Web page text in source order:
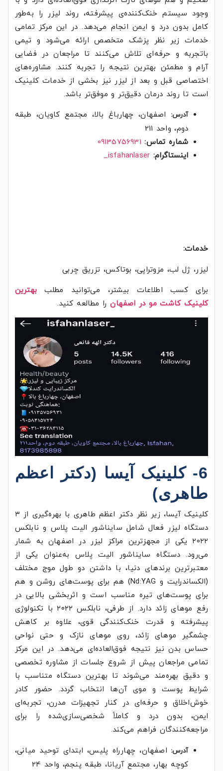
وجود سیستم خنک‌کننده‌ی پیشرفته، روند لیزر را به‌طور
کامل بدون درد و ایمن انجام می‌دهد. در این مرکز تمامی
خدمات زیر نظر پزشک متخصص ارائه می‌شود و تیمی
باتجربه و حرفه‌ای تلاش می‌کنند تا مراجعان در فضایی
آرام و مطمئن بهترین نتیجه را تجربه کنند. مشاوره‌های
اختصاصی قبل و بعد از لیزر نیز بخشی از خدمات کلینیک
است تا روند درمان دقیق‌تر و موفق‌تر باشد.
آدرس:
اصفهان، چهارباغ بالا، مجتمع کاویان، طبقه
دوم، واحد 211
شماره تماس: 09135756931
اینستاگرام:
خدمات:
لیزر، ژل لب، مزوتراپی، بوتاکس، تزریق چربی
برای کسب اطلاعات بیشتر، می‌توانید مطلب بهترین
کلینیک کاشت مو در اصفهانرا مطالعه کنید.
6- کلینیک آیسا (دکتر اعظم
طاهری)
کلینیک آیسا، زیر نظر دکتر اعظم طاهری با بهره‌گیری از ۳
دستگاه لیزر فعال شامل سایناشور الیت پلاس و نابلکس
۲۰۲۲ یکی از مجهزترین مراکز لیزر در اصفهان به شمار
می‌رود. دستگاه سایناشور الیت پلاس به‌عنوان یکی از
معتبرترین برندهای دنیا، با داشتن دو طول موج مختلف
(الکساندرایت و Nd:YAG) هم برای پوست‌های روشن و هم
برای پوست‌های تیره مناسب است و اثربخشی بالایی در
رفع موهای زائد دارد. از طرفی، نابلکس ۲۰۲۲ با تکنولوژی
پیشرفته و قدرت خنک‌کنندگی قوی، علاوه بر کاهش
چشمگیر موهای زائد، روی موهای نازک و حتی نواحی
حساس بدن نیز نتیجه فوق‌العاده‌ای می‌دهد. در این مرکز
تمامی مراجعان پیش از شروع جلسات از مشاوره تخصصی
و دقیق بهره‌مند می‌شوند تا بهترین دستگاه متناسب با
شرایط پوست و موی آن‌ها انتخاب گردد. حضور کادر
خوش‌اخلاق و حرفه‌ای در کنار تجهیزات مدرن، تجربه‌ای
ایمن، بدون درد و کاملاً شخصی‌سازی‌شده را برای
مراجعه‌کنندگان فراهم می‌کند.
آدرس: اصفهان، چهارراه پلیس، ابتدای توحید میانی،
کوچه بهار، مجتمع آریانا، طبقه پنجم، واحد 24